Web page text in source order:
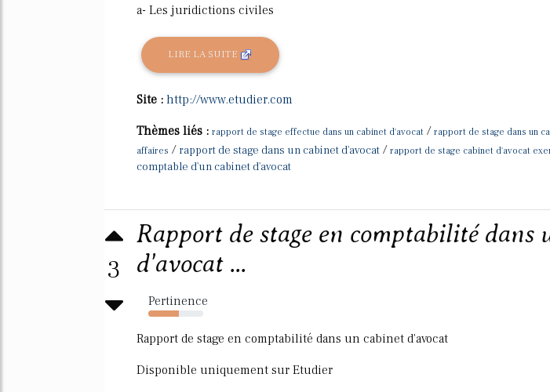
a- Les juridictions civiles
LIRE LA SUITE
Site : http://www.etudier.com
Thèmes liés : rapport de stage effectue dans un cabinet d'avocat / rapport de stage dans un
affaires / rapport de stage dans un cabinet d'avocat / rapport de stage cabinet d'avocat
comptable d'un cabinet d'avocat
3
Rapport de stage en comptabilité dans
d'avocat ...
Pertinence
55%
Rapport de stage en comptabilité dans un cabinet d'avocat
Disponible uniquement sur Etudier